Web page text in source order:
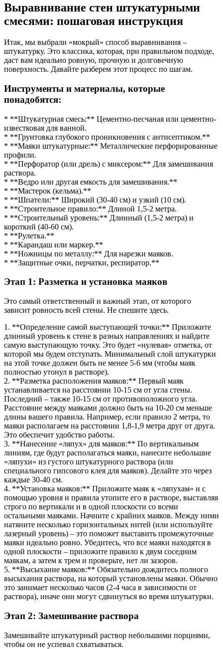
Выравнивание стен штукатурными
смесями: пошаговая инструкция
Итак, мы выбрали «мокрый» способ выравнивания –
штукатурку. Это классика, которая, при правильном подходе,
даст вам идеально ровную, прочную и долговечную
поверхность. Давайте разберем этот процесс по шагам.
Инструменты и материалы, которые
понадобятся:
* **Штукатурная смесь:** Цементно-песчаная или цементно-
известковая для ванной.
* **Грунтовка глубокого проникновения с антисептиком.**
* **Маяки штукатурные:** Металлические перфорированные
профили.
* **Перфоратор (или дрель) с миксером:** Для замешивания
раствора.
* **Ведро или другая емкость для замешивания.**
* **Мастерок (кельма).**
* **Шпатели:** Широкий (30-40 см) и узкий (10 см).
* **Строительное правило:** Длиной 1,5-2 метра.
* **Строительный уровень:** Длинный (1,5-2 метра) и
короткий (40-60 см).
* **Рулетка.**
* **Карандаш или маркер.**
* **Ножницы по металлу:** Для нарезки маяков.
* **Защитные очки, перчатки, респиратор.**
Этап 1: Разметка и установка маяков
Это самый ответственный и важный этап, от которого
зависит ровность всей стены. Не спешите здесь.
1. **Определение самой выступающей точки:** Приложите
длинный уровень к стене в разных направлениях и найдите
самую выступающую точку. Это будет «нулевая» отметка, от
которой мы будем отступать. Минимальный слой штукатурки
на этой точке должен быть не менее 5-6 мм (чтобы маяк
полностью утонул в растворе).
2. **Разметка расположения маяков:** Первый маяк
устанавливается на расстоянии 10-15 см от угла стены.
Последний – также 10-15 см от противоположного угла.
Расстояние между маяками должно быть на 10-20 см меньше
длины вашего правила. Например, если правило 2 метра, то
маяки располагаем на расстоянии 1,8-1,9 метра друг от друга.
Это обеспечит удобство работы.
3. **Нанесение «ляпух» для маяков:** По вертикальным
линиям, где будут располагаться маяки, нанесите небольшие
«ляпухи» из густого штукатурного раствора (или
специального гипсового клея для маяков). Делайте это через
каждые 30-40 см.
4. **Установка маяков:** Приложите маяк к «ляпухам» и с
помощью уровня и правила утопите его в растворе, выставляя
строго по вертикали и в одной плоскости со всеми
остальными маяками. Начните с крайних маяков. Между ними
натяните несколько горизонтальных нитей (или используйте
лазерный уровень) – это поможет выставить промежуточные
маяки идеально ровно. Убедитесь, что все маяки находятся в
одной плоскости – приложите правило к двум соседним
маякам, а затем к трем и проверьте, нет ли зазоров.
5. **Высыхание маяков:** Обязательно дождитесь полного
высыхания раствора, на который установлены маяки. Обычно
это занимает несколько часов (2-4 часа в зависимости от
раствора), иначе они могут сдвинуться во время штукатурки.
Этап 2: Замешивание раствора
Замешивайте штукатурный раствор небольшими порциями,
чтобы он не успевал схватываться.